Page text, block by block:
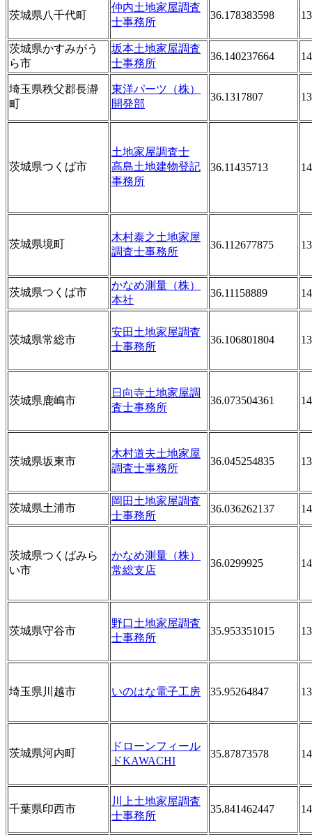
茨城県八千代町
仲内土地家屋調査
士事務所
36.178383598
茨城県かすみがう
ら市
坂本土地家屋調査
士事務所
36.140237664
埼玉県秩父郡長瀞
町
東洋パーツ（株）
開発部
36.1317807
茨城県つくば市
土地家屋調査士
高島土地建物登記
事務所
36.11435713
茨城県境町
木村泰之土地家屋
調査士事務所
36.112677875
茨城県つくば市
かなめ測量（株）
本社
36.11158889
茨城県常総市
安田土地家屋調査
士事務所
36.106801804
茨城県鹿嶋市
日向寺土地家屋調
査士事務所
36.073504361
茨城県坂東市
木村道夫土地家屋
調査士事務所
36.045254835
茨城県土浦市
岡田土地家屋調査
士事務所
36.036262137
茨城県つくばみら
い市
かなめ測量（株）
常総支店
36.0299925
茨城県守谷市
野口土地家屋調査
士事務所
35.953351015
埼玉県川越市 いのはな電子工房 35.95264847
茨城県河内町
ドローンフィール
ドKAWACHI
35.87873578
千葉県印西市
川上土地家屋調査
士事務所
35.841462447